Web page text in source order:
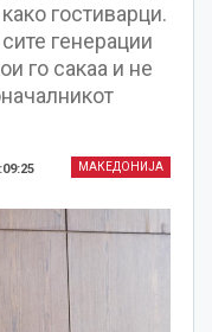
гостиварци.
генерации
го сакаа и не
МАКЕДОНИЈА